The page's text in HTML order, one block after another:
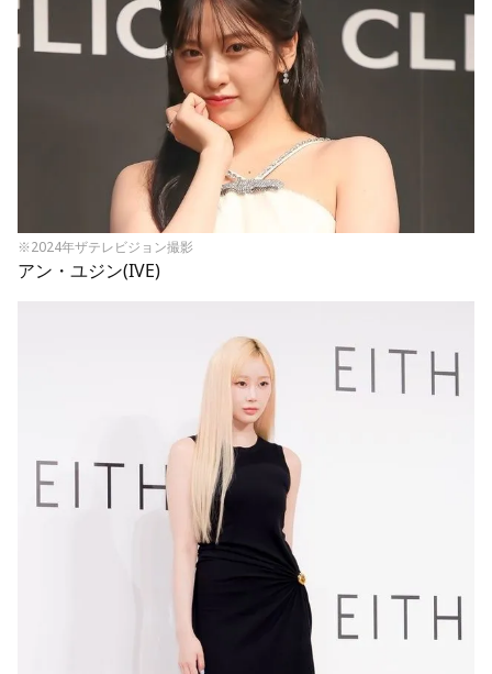
※2024年ザテレビジョン撮影
アン・ユジン(IVE)